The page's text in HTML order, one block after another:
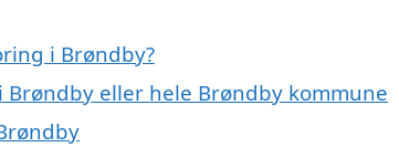
i Brøndby?
eller hele Brøndby kommune